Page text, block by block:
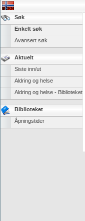
Søk
Enkelt søk
Avansert søk
Aktuelt
Siste inn/ut
Aldring og helse
Aldring og helse - Biblioteket
Biblioteket
Åpningstider